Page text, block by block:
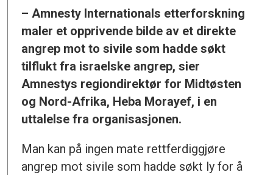
– Amnesty Internationals etterforskning
maler et opprivende bilde av et direkte
angrep mot to sivile som hadde søkt
tilflukt fra israelske angrep, sier
Amnestys regiondirektør for Midtøsten
og Nord-Afrika, Heba Morayef, i en
uttalelse fra organisasjonen.
Man kan på ingen mate rettferdiggjøre
angrep mot sivile som hadde søkt ly for å